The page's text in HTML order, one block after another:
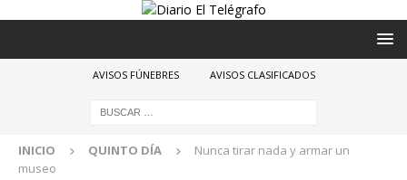
AVISOS FÚNEBRES AVISOS CLASIFICADOS
INICIO QUINTO DÍA
Nunca tirar nada y armar un
museo